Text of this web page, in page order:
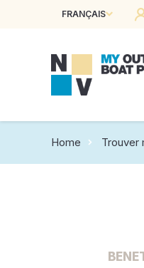
FRANÇAIS
Home Trouver